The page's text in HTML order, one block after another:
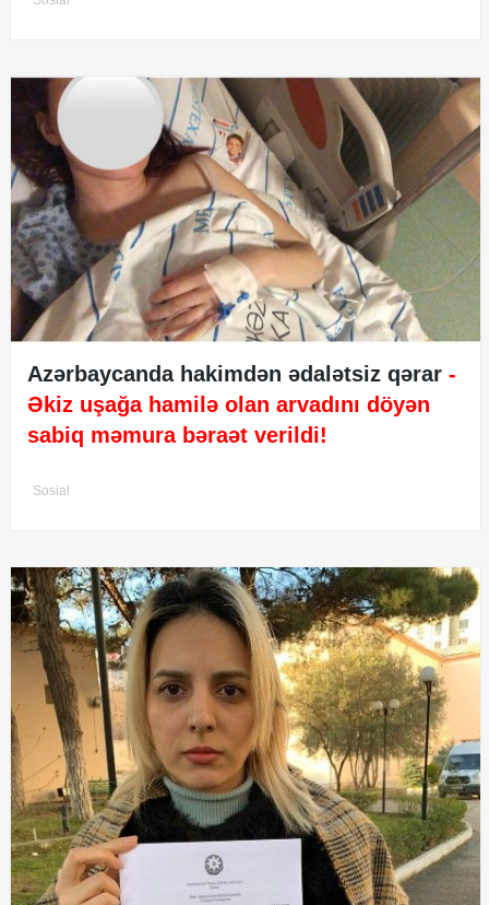
Azərbaycanda hakimdən ədalətsiz qərar -
Əkiz uşağa hamilə olan arvadını döyən
sabiq məmura bəraət verildi!
Sosial